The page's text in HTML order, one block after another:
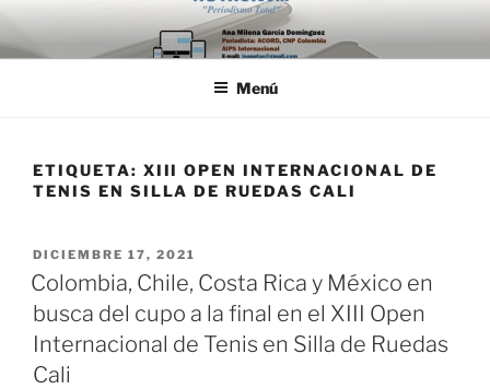
Saltar
al
contenido
Menú
ETIQUETA: XIII OPEN INTERNACIONAL DE
TENIS EN SILLA DE RUEDAS CALI
PUBLICADO
EL
DICIEMBRE 17, 2021
Colombia, Chile, Costa Rica y México en
busca del cupo a la final en el XIII Open
Internacional de Tenis en Silla de Ruedas
Cali